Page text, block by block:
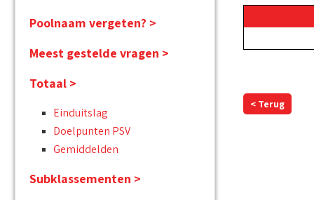
Poolnaam vergeten? >
Meest gestelde vragen >
Totaal >
Einduitslag
Doelpunten PSV
Gemiddelden
Subklassementen >
< Terug